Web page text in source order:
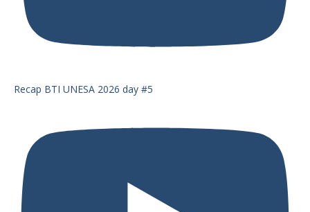
Recap BTI UNESA 2026 day #5